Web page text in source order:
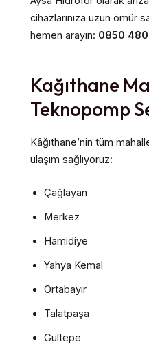
cihazlarınıza uzun ömür
hemen arayın: 0850 480
Kağıthane
Teknopomp
Kâğıthane’nin tüm
ulaşım sağlıyoruz:
Çağlayan
Merkez
Hamidiye
Yahya Kemal
Ortabayır
Talatpaşa
Gültepe